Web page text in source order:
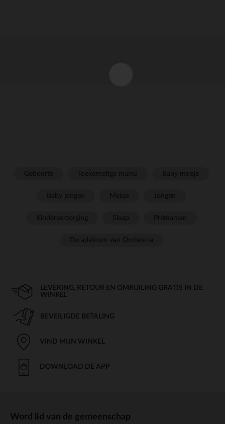
LEVERING, RETOUR EN OMRUILING GRATIS IN DE
WINKEL
BEVEILIGDE BETALING
VIND MIJN WINKEL
DOWNLOAD DE APP
Word lid van de gemeenschap